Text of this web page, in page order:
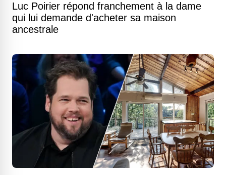
Luc Poirier répond franchement à la dame
qui lui demande d'acheter sa maison
ancestrale